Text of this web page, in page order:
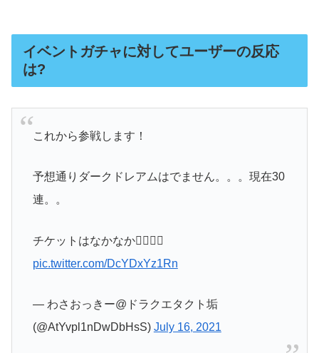
イベントガチャに対してユーザーの反応
は?
これから参戦します！
予想通りダークドレアムはでません。。。現在30
連。。
チケットはなかなか😶‍🌫️😶‍🌫️
pic.twitter.com/DcYDxYz1Rn
— わさおっきー@ドラクエタクト垢
(@AtYvpl1nDwDbHsS) July 16, 2021